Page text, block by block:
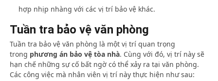
hợp nhịp nhàng với các vị trí bảo vệ khác.
Tuần tra bảo vệ văn phòng
Tuần tra bảo vệ văn phòng là một vị trí quan trọng
trong phương án bảo vệ tòa nhà. Cùng với đó, vị trí này sẽ
hạn chế những sự cố bất ngờ có thể xảy ra tại văn phòng.
Các công việc mà nhân viên vị trí này thực hiện như sau: